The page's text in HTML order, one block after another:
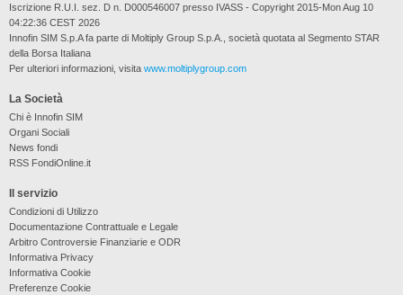
La Società
Chi è Innofin SIM
Organi Sociali
News fondi
RSS FondiOnline.it
Il servizio
Condizioni di Utilizzo
Documentazione Contrattuale e Legale
Arbitro Controversie Finanziarie e ODR
Informativa Privacy
Informativa Cookie
Preferenze Cookie
Iscrizione R.U.I. sez. D n. D000546007 presso IVASS - Copyright 2015-Mon Aug 10
04:22:36 CEST 2026
Innofin SIM S.p.A fa parte di Moltiply Group S.p.A., società quotata al Segmento STAR
della Borsa Italiana
Per ulteriori informazioni, visita www.moltiplygroup.com